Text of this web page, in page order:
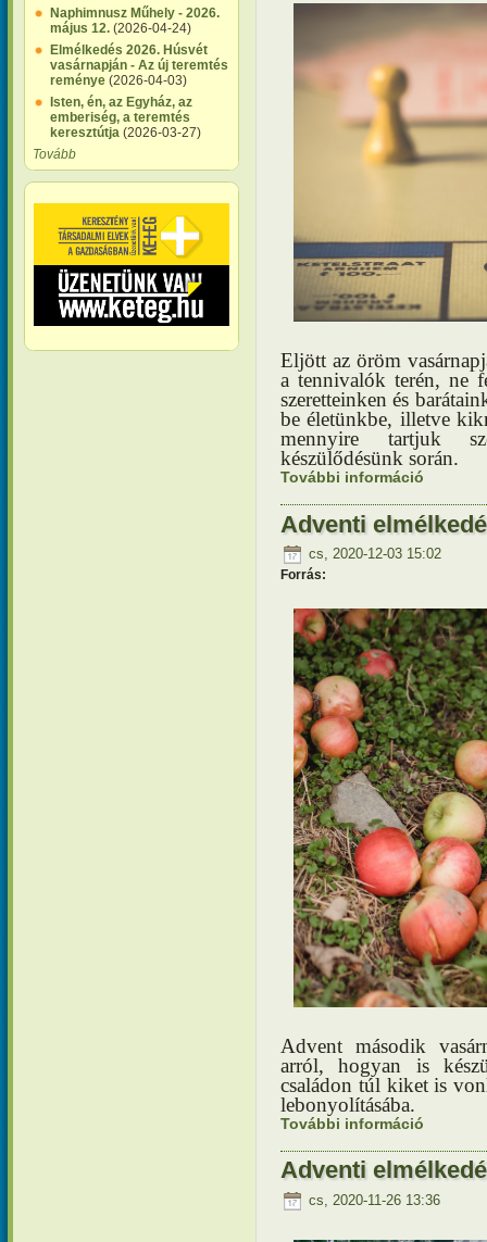
Naphimnusz Műhely - 2026.
május 12. (2026-04-24)
Elmélkedés 2026. Húsvét
vasárnapján - Az új teremtés
reménye (2026-04-03)
Isten, én, az Egyház, az
emberiség, a teremtés
keresztútja (2026-03-27)
Tovább
Eljött az öröm
a tennivalók terén, ne
szeretteinken és
be életünkbe, illetve
mennyire tartjuk
készülődésünk során.
További információ
Adventi
cs, 2020-12-03 15:02
Forrás:
Advent második
arról, hogyan is
családon túl kiket is
lebonyolításába.
További információ
Adventi
cs, 2020-11-26 13:36